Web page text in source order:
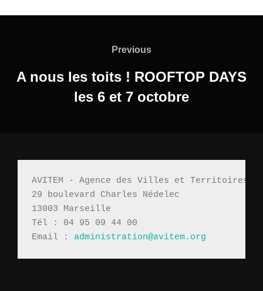
Previous
A nous les toits ! ROOFTOP DAYS
les 6 et 7 octobre
AVITEM - Agence des Villes et Territoires
29 boulevard Charles Nédelec
13003 Marseille
Tél : 04 95 09 44 00
Email : administration@avitem.org